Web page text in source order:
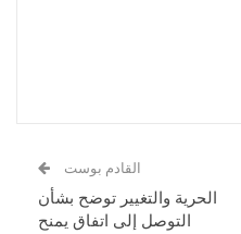
القادم بوست
الحرية والتغيير توضح بشأن
التوصل إلى اتفاق يمنح